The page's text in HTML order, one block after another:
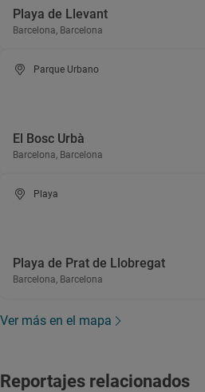
Playa de Llevant
Barcelona, Barcelona
Parque Urbano
El Bosc Urbà
Barcelona, Barcelona
Playa
Playa de Prat de Llobregat
Barcelona, Barcelona
Ver más en el mapa
Reportajes relacionados